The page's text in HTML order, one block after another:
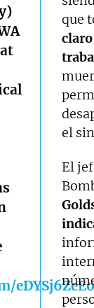
eDYSj6ZeEo
que
el
El